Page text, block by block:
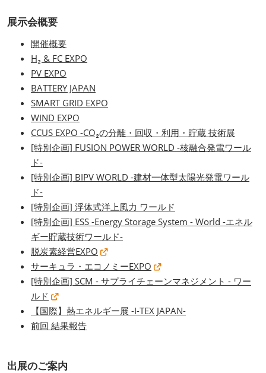
展示会概要
開催概要
H₂ & FC EXPO
PV EXPO
BATTERY JAPAN
SMART GRID EXPO
WIND EXPO
CCUS EXPO -CO₂の分離・回収・利用・貯蔵 技術展
[特別企画] FUSION POWER WORLD -核融合発電ワール
ド-
[特別企画] BIPV WORLD -建材一体型太陽光発電ワール
ド-
[特別企画] 浮体式洋上風力 ワールド
[特別企画] ESS -Energy Storage System - World -エネル
ギー貯蔵技術ワールド-
脱炭素経営EXPO
サーキュラ・エコノミーEXPO
[特別企画] SCM - サプライチェーンマネジメント - ワー
ルド
【国際】熱エネルギー展 -I-TEX JAPAN-
前回 結果報告
出展のご案内